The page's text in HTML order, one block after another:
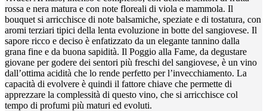
rossa e nera matura e con note floreali di viola e mammola. Il
bouquet si arricchisce di note balsamiche, speziate e di tostatura, con
aromi terziari tipici della lenta evoluzione in botte del sangiovese. Il
sapore ricco e deciso è enfatizzato da un elegante tannino dalla
grana fine e da buona sapidità. Il Poggio alla Fame, da degustare
giovane per godere dei sentori più freschi del sangiovese, è un vino
dall’ottima acidità che lo rende perfetto per l’invecchiamento. La
capacità di evolvere è quindi il fattore chiave che permette di
apprezzare la complessità di questo vino, che si arricchisce col
tempo di profumi più maturi ed evoluti.